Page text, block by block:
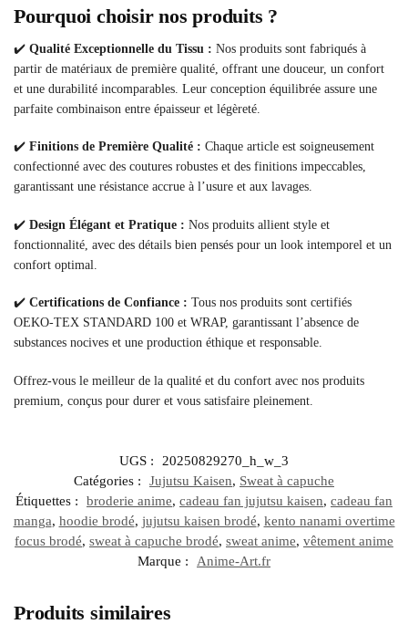
Pourquoi choisir nos produits ?
✔️ Qualité Exceptionnelle du Tissu : Nos produits sont fabriqués à
partir de matériaux de première qualité, offrant une douceur, un confort
et une durabilité incomparables. Leur conception équilibrée assure une
parfaite combinaison entre épaisseur et légèreté.
✔️ Finitions de Première Qualité : Chaque article est soigneusement
confectionné avec des coutures robustes et des finitions impeccables,
garantissant une résistance accrue à l’usure et aux lavages.
✔️ Design Élégant et Pratique : Nos produits allient style et
fonctionnalité, avec des détails bien pensés pour un look intemporel et un
confort optimal.
✔️ Certifications de Confiance : Tous nos produits sont certifiés
OEKO-TEX STANDARD 100 et WRAP, garantissant l’absence de
substances nocives et une production éthique et responsable.
Offrez-vous le meilleur de la qualité et du confort avec nos produits
premium, conçus pour durer et vous satisfaire pleinement.
UGS :
20250829270_h_w_3
Catégories :
Jujutsu Kaisen, Sweat à capuche
Étiquettes :
broderie anime, cadeau fan jujutsu kaisen, cadeau fan
manga, hoodie brodé, jujutsu kaisen brodé, kento nanami overtime
focus brodé, sweat à capuche brodé, sweat anime, vêtement anime
Marque :
Anime-Art.fr
Produits similaires